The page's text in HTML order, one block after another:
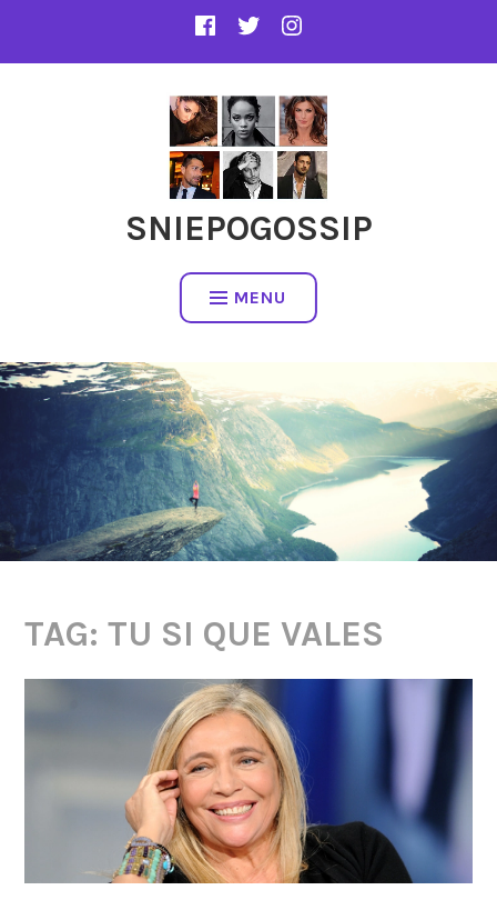
SNIEPOGOSSIP
MENU
TAG: TU SI QUE VALES